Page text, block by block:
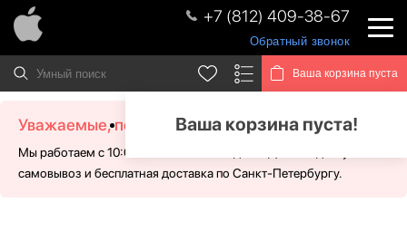
+7 (812) 409-38-67
Обратный звонок
Ваша корзина пуста
Ваша корзина пуста!
Уважаемые, посетители!
Мы работаем с 10:00 - 21:00 без выходных. Для Вас доступен
самовывоз и бесплатная доставка по Санкт-Петербургу.